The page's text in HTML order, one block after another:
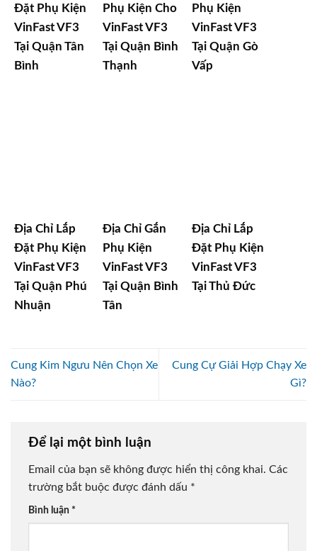
Đặt Phụ Kiện
VinFast VF3
Tại Quận Tân
Bình
Phụ Kiện Cho
VinFast VF3
Tại Quận Bình
Thạnh
Phụ Kiện
VinFast VF3
Tại Quận Gò
Vấp
Địa Chỉ Lắp
Đặt Phụ Kiện
VinFast VF3
Tại Quận Phú
Nhuận
Địa Chỉ Gắn
Phụ Kiện
VinFast VF3
Tại Quận Bình
Tân
Địa Chỉ Lắp
Đặt Phụ Kiện
VinFast VF3
Tại Thủ Đức
Cung Kim Ngưu Nên Chọn Xe
Nào?
Cung Cự Giải Hợp Chạy Xe
Gì?
Để lại một bình luận
Email của bạn sẽ không được hiển thị công khai. Các
trường bắt buộc được đánh dấu *
Bình luận *